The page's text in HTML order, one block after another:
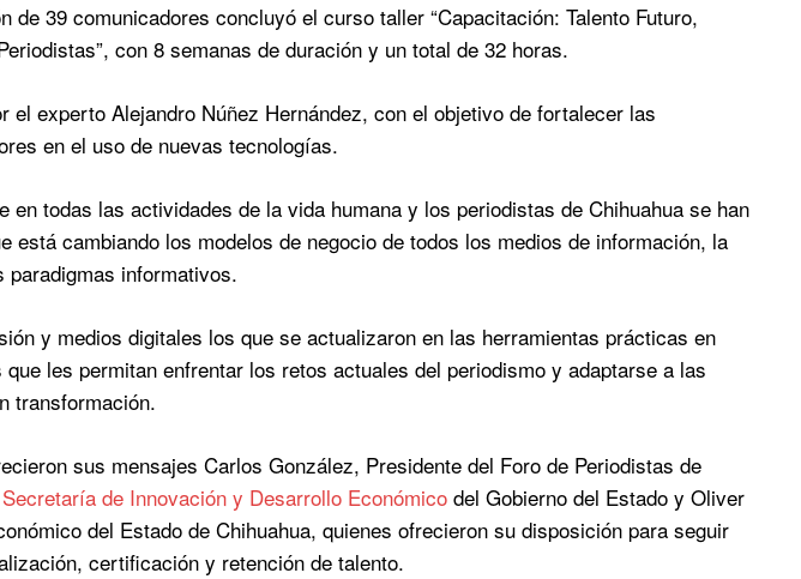
de 39 comunicadores concluyó el curso taller “Capacitación: Talento Futuro,
con 8 semanas de duración y un total de 32 horas.
experto Alejandro Núñez Hernández, con el objetivo de fortalecer las
en el uso de nuevas tecnologías.
en todas las actividades de la vida humana y los periodistas de Chihuahua se han
está cambiando los modelos de negocio de todos los medios de información, la
informativos.
y medios digitales los que se actualizaron en las herramientas prácticas en
les permitan enfrentar los retos actuales del periodismo y adaptarse a las
transformación.
sus mensajes Carlos González, Presidente del Foro de Periodistas de
Secretaría de Innovación y Desarrollo Económico del Gobierno del Estado y Oliver
del Estado de Chihuahua, quienes ofrecieron su disposición para seguir
certificación y retención de talento.